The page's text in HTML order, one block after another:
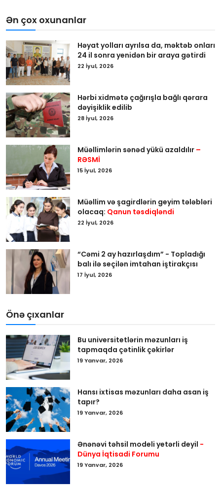
Ən çox oxunanlar
Həyat yolları ayrılsa da, məktəb onları
24 il sonra yenidən bir araya gətirdi
22 İyul, 2026
Hərbi xidmətə çağırışla bağlı qərara
dəyişiklik edilib
28 İyul, 2026
Müəllimlərin sənəd yükü azaldılır –
RƏSMİ
15 İyul, 2026
Müəllim və şagirdlərin geyim tələbləri
olacaq: Qanun təsdiqləndi
22 İyul, 2026
“Cəmi 2 ay hazırlaşdım” - Topladığı
balı ilə seçilən imtahan iştirakçısı
17 İyul, 2026
Önə çıxanlar
Bu universitetlərin məzunları iş
tapmaqda çətinlik çəkirlər
19 Yanvar, 2026
Hansı ixtisas məzunları daha asan iş
tapır?
19 Yanvar, 2026
Ənənəvi təhsil modeli yetərli deyil -
Dünya İqtisadi Forumu
19 Yanvar, 2026